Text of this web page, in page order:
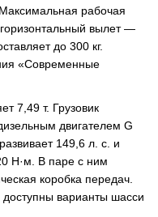
рабочая
вылет —
до 300 кг.
«Современные
7,49 т. Грузовик
двигателем G
149,6 л. с. и
Н·м. В паре с ним
коробка передач.
варианты шасси